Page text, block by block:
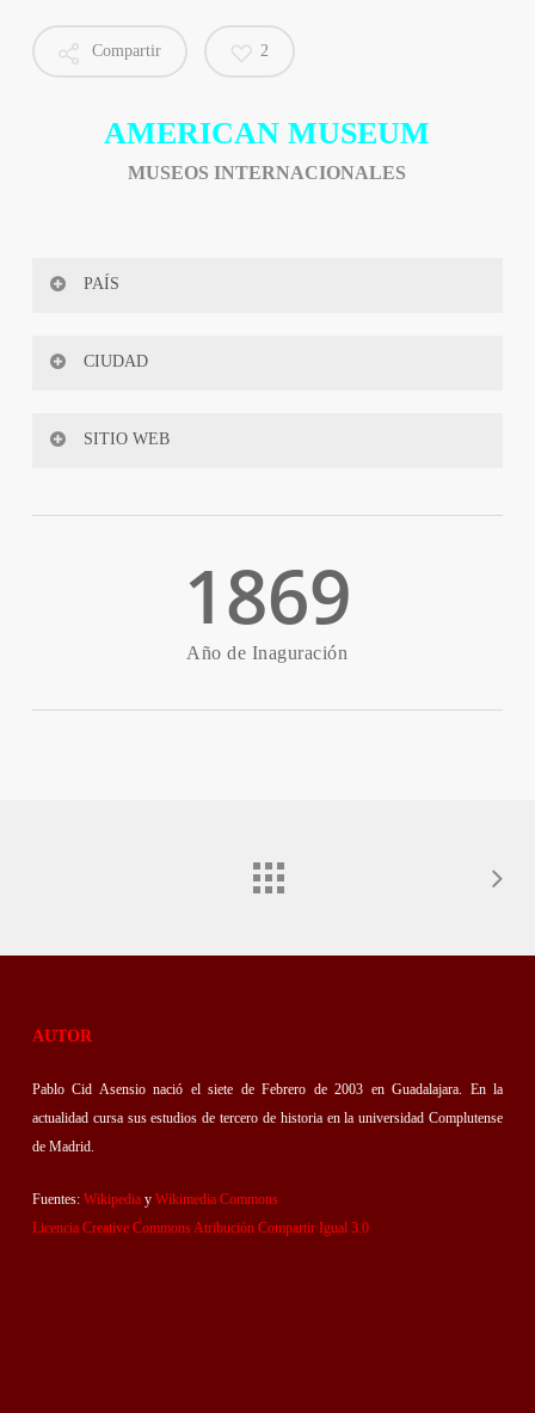
Compartir 2
AMERICAN MUSEUM
MUSEOS INTERNACIONALES
PAÍS
CIUDAD
SITIO WEB
1869
Año de Inaguración
AUTOR
Pablo Cid Asensio nació el siete de Febrero de 2003 en Guadalajara. En la
actualidad cursa sus estudios de tercero de historia en la universidad Complutense
de Madrid.
Fuentes: Wikipediay Wikimedia Commons
Licencia Creative Commons Atribución Compartir Igual 3.0